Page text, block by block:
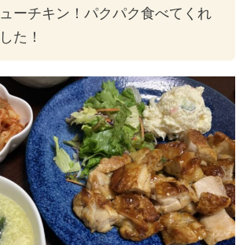
ーチキン！パクパク食べてくれ
た！